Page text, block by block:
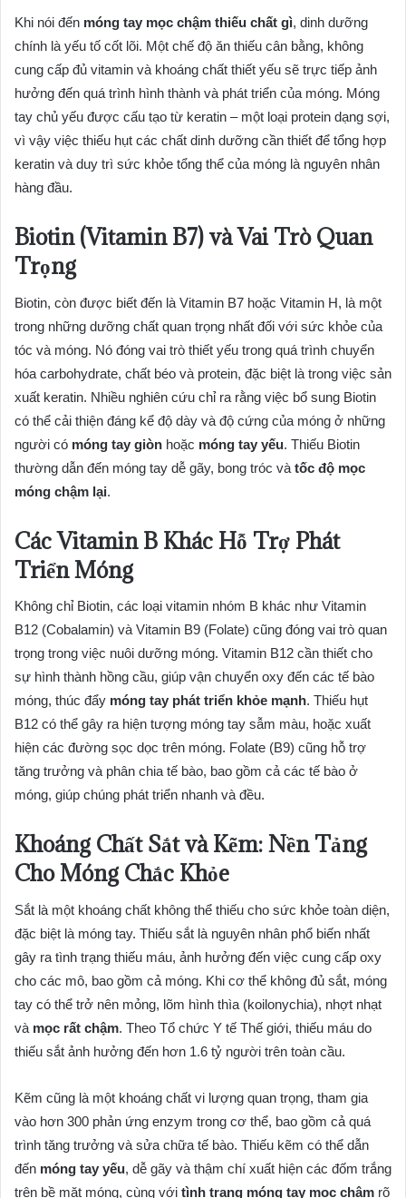
Khi nói đến móng tay mọc chậm thiếu chất gì, dinh dưỡng
chính là yếu tố cốt lõi. Một chế độ ăn thiếu cân bằng, không
cung cấp đủ vitamin và khoáng chất thiết yếu sẽ trực tiếp ảnh
hưởng đến quá trình hình thành và phát triển của móng. Móng
tay chủ yếu được cấu tạo từ keratin – một loại protein dạng sợi,
vì vậy việc thiếu hụt các chất dinh dưỡng cần thiết để tổng hợp
keratin và duy trì sức khỏe tổng thể của móng là nguyên nhân
hàng đầu.
Biotin (Vitamin B7) và Vai Trò Quan
Trọng
Biotin, còn được biết đến là Vitamin B7 hoặc Vitamin H, là một
trong những dưỡng chất quan trọng nhất đối với sức khỏe của
tóc và móng. Nó đóng vai trò thiết yếu trong quá trình chuyển
hóa carbohydrate, chất béo và protein, đặc biệt là trong việc sản
xuất keratin. Nhiều nghiên cứu chỉ ra rằng việc bổ sung Biotin
có thể cải thiện đáng kể độ dày và độ cứng của móng ở những
người có móng tay giòn hoặc móng tay yếu. Thiếu Biotin
thường dẫn đến móng tay dễ gãy, bong tróc và tốc độ mọc
móng chậm lại.
Các Vitamin B Khác Hỗ Trợ Phát
Triển Móng
Không chỉ Biotin, các loại vitamin nhóm B khác như Vitamin
B12 (Cobalamin) và Vitamin B9 (Folate) cũng đóng vai trò quan
trọng trong việc nuôi dưỡng móng. Vitamin B12 cần thiết cho
sự hình thành hồng cầu, giúp vận chuyển oxy đến các tế bào
móng, thúc đẩy móng tay phát triển khỏe mạnh. Thiếu hụt
B12 có thể gây ra hiện tượng móng tay sẫm màu, hoặc xuất
hiện các đường sọc dọc trên móng. Folate (B9) cũng hỗ trợ
tăng trưởng và phân chia tế bào, bao gồm cả các tế bào ở
móng, giúp chúng phát triển nhanh và đều.
Khoáng Chất Sắt và Kẽm: Nền Tảng
Cho Móng Chắc Khỏe
Sắt là một khoáng chất không thể thiếu cho sức khỏe toàn diện,
đặc biệt là móng tay. Thiếu sắt là nguyên nhân phổ biến nhất
gây ra tình trạng thiếu máu, ảnh hưởng đến việc cung cấp oxy
cho các mô, bao gồm cả móng. Khi cơ thể không đủ sắt, móng
tay có thể trở nên mỏng, lõm hình thìa (koilonychia), nhợt nhạt
và mọc rất chậm. Theo Tổ chức Y tế Thế giới, thiếu máu do
thiếu sắt ảnh hưởng đến hơn 1.6 tỷ người trên toàn cầu.
Kẽm cũng là một khoáng chất vi lượng quan trọng, tham gia
vào hơn 300 phản ứng enzym trong cơ thể, bao gồm cả quá
trình tăng trưởng và sửa chữa tế bào. Thiếu kẽm có thể dẫn
đến móng tay yếu, dễ gãy và thậm chí xuất hiện các đốm trắng
trên bề mặt móng, cùng với tình trạng móng tay mọc chậm rõ